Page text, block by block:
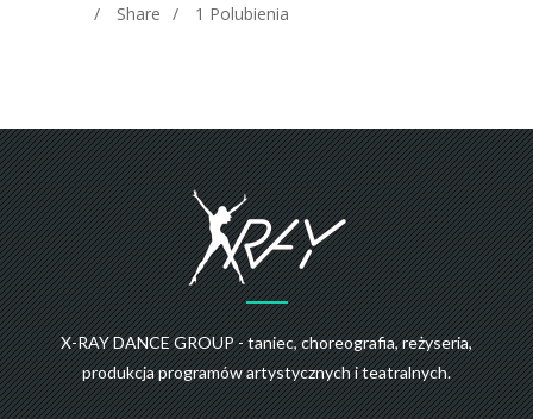
Share
1 Polubienia
X-RAY DANCE GROUP - taniec, choreografia, reżyseria,
produkcja programów artystycznych i teatralnych.